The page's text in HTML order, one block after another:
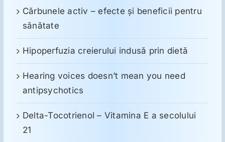
Cărbunele activ – efecte și beneficii pentru
sănătate
Hipoperfuzia creierului indusă prin dietă
Hearing voices doesn’t mean you need
antipsychotics
Delta-Tocotrienol – Vitamina E a secolului
21